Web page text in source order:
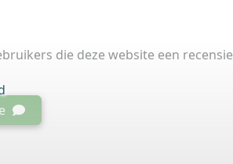
die deze website een